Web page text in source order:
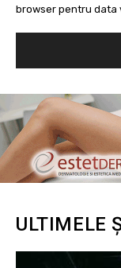
browser pentru data
ULTIMELE